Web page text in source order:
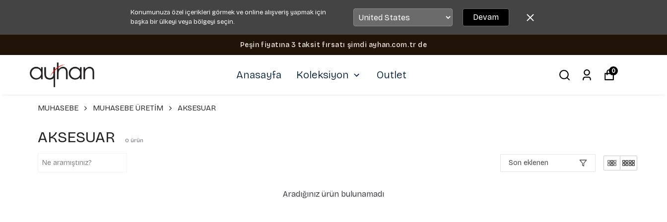
Konumunuza özel içerikleri görmek ve online alışveriş yapmak için
başka bir ülkeyi veya bölgeyi seçin.
Devam
Peşin fiyatına 3 taksit fırsatı şimdi ayhan.com.tr de
Anasayfa Koleksiyon Outlet 0
MUHASEBE MUHASEBE ÜRETİM AKSESUAR
AKSESUAR 0 ürün
Son eklenen
Aradığınız ürün bulunamadı